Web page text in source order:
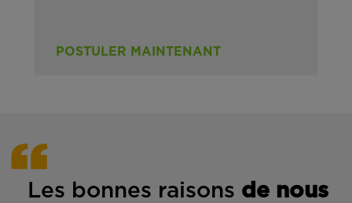
POSTULER MAINTENANT
Les bonnes raisons de nous